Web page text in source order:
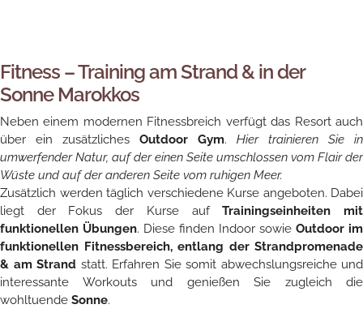
Fitness – Training am Strand & in der
Sonne Marokkos
Neben einem modernen Fitnessbreich verfügt das Resort auch
über ein zusätzliches Outdoor Gym. Hier trainieren Sie in
umwerfender Natur, auf der einen Seite umschlossen vom Flair der
Wüste und auf der anderen Seite vom ruhigen Meer.
Zusätzlich werden täglich verschiedene Kurse angeboten. Dabei
liegt der Fokus der Kurse aufTrainingseinheiten mit
funktionellen Übungen. Diese finden Indoor sowie Outdoor im
funktionellen Fitnessbereich, entlang der Strandpromenade
& am Strand statt. Erfahren Sie somit abwechslungsreiche und
interessante Workouts und genießen Sie zugleich die
wohltuende Sonne.